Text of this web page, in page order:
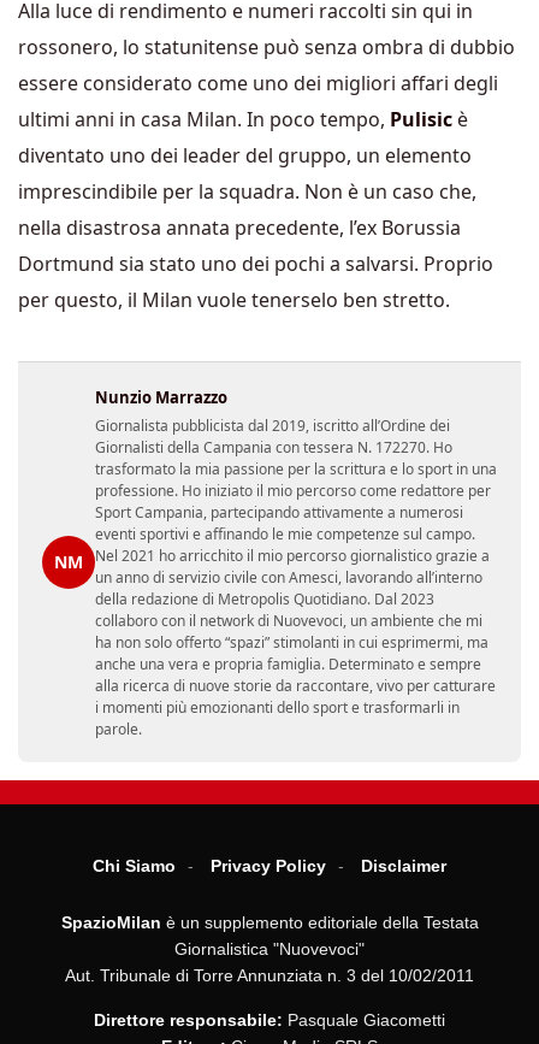
Alla luce di rendimento e numeri raccolti sin qui in
rossonero, lo statunitense può senza ombra di dubbio
essere considerato come uno dei migliori affari degli
ultimi anni in casa Milan. In poco tempo, Pulisic è
diventato uno dei leader del gruppo, un elemento
imprescindibile per la squadra. Non è un caso che,
nella disastrosa annata precedente, l’ex Borussia
Dortmund sia stato uno dei pochi a salvarsi. Proprio
per questo, il Milan vuole tenerselo ben stretto.
NM
Nunzio Marrazzo
Giornalista pubblicista dal 2019, iscritto all’Ordine dei
Giornalisti della Campania con tessera N. 172270. Ho
trasformato la mia passione per la scrittura e lo sport in una
professione. Ho iniziato il mio percorso come redattore per
Sport Campania, partecipando attivamente a numerosi
eventi sportivi e affinando le mie competenze sul campo.
Nel 2021 ho arricchito il mio percorso giornalistico grazie a
un anno di servizio civile con Amesci, lavorando all’interno
della redazione di Metropolis Quotidiano. Dal 2023
collaboro con il network di Nuovevoci, un ambiente che mi
ha non solo offerto “spazi” stimolanti in cui esprimermi, ma
anche una vera e propria famiglia. Determinato e sempre
alla ricerca di nuove storie da raccontare, vivo per catturare
i momenti più emozionanti dello sport e trasformarli in
parole.
Chi Siamo Privacy Policy Disclaimer
SpazioMilan è un supplemento editoriale della Testata
Giornalistica "Nuovevoci"
Aut. Tribunale di Torre Annunziata n. 3 del 10/02/2011
Direttore responsabile: Pasquale Giacometti